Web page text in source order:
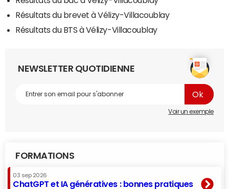
Résultats du brevet à Vélizy-Villacoublay
Résultats du BTS à Vélizy-Villacoublay
NEWSLETTER QUOTIDIENNE
Voir un exemple
FORMATIONS
03 sep 2026
ChatGPT et IA génératives : bonnes pratiques